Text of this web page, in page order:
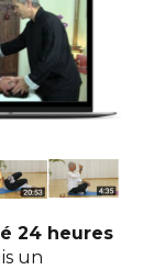
24 heures
un